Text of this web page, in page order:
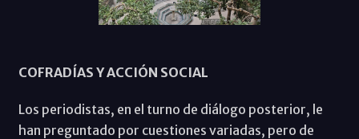
COFRADÍAS Y ACCIÓN SOCIAL
Los periodistas, en el turno de diálogo posterior, le
han preguntado por cuestiones variadas, pero de